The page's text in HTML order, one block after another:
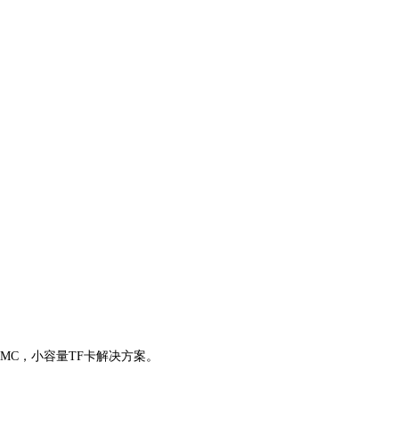
，小容量TF卡解决方案。